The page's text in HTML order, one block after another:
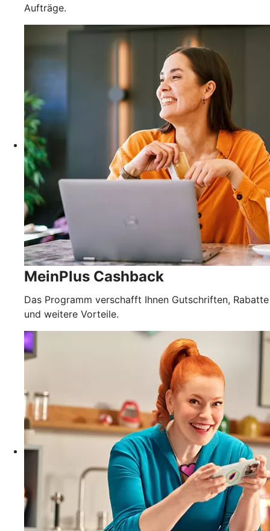
Aufträge.
MeinPlus Cashback
Das Programm verschafft Ihnen Gutschriften, Rabatte
und weitere Vorteile.